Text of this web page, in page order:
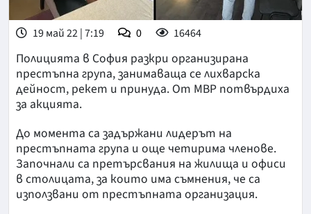
19 май 22 | 7:19 0 16464
Полицията в София разкри организирана
престъпна група, занимаваща се лихварска
дейност, рекет и принуда. От МВР потвърдиха
за акцията.
До момента са задържани лидерът на
престъпната група и още четирима членове.
Започнали са претърсвания на жилища и офиси
в столицата, за които има съмнения, че са
използвани от престъпната организация.